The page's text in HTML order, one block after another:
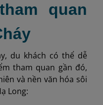
quan
du khách có thể dễ
tham quan gần đó,
và nền văn hóa sôi
Long: